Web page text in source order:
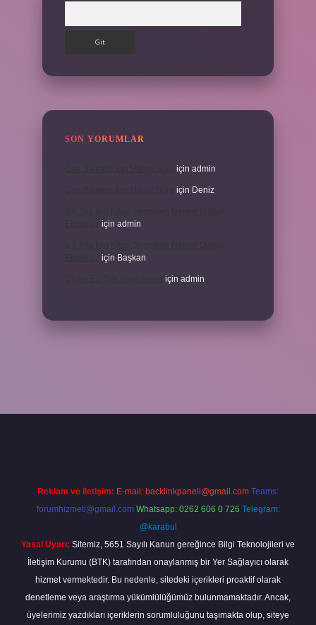
SON YORUMLAR
için admin
için Deniz
için admin
için Başkan
için admin
Reklam ve İletişim: E-mail: backlinkpaneli@gmail.com Teams:
forumhizmeti@gmail.com Whatsapp: 0262 606 0 726 Telegram:
@karabul
Yasal Uyarı: Sitemiz, 5651 Sayılı Kanun gereğince Bilgi Teknolojileri ve
İletişim Kurumu (BTK) tarafından onaylanmış bir Yer Sağlayıcı olarak
hizmet vermektedir. Bu nedenle, sitedeki içerikleri proaktif olarak
denetleme veya araştırma yükümlülüğümüz bulunmamaktadır. Ancak,
üyelerimiz yazdıkları içeriklerin sorumluluğunu taşımakta olup, siteye